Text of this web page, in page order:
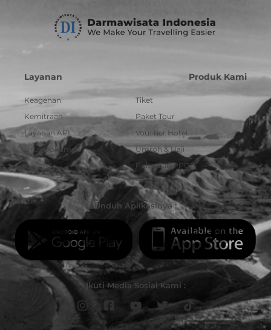
Layanan
Keagenan
Kemitraan
Layanan API
Urus Dokumen
Produk Kami
Tiket
Paket Tour
Voucher Hotel
Umroh & Haji
Pulsa dan PPOB
Unduh Aplikasinya :
Ikuti Media Sosial Kami :